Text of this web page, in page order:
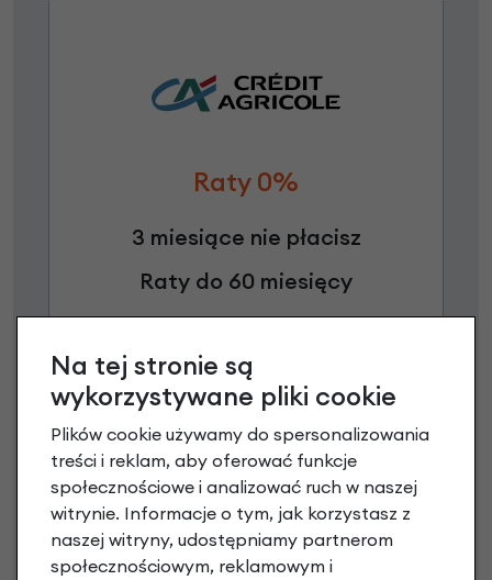
Raty 0%
3 miesiące nie płacisz
Raty do 60 miesięcy
Poznaj szczegóły
Na tej stronie są
wykorzystywane pliki cookie
Plików cookie używamy do spersonalizowania
treści i reklam, aby oferować funkcje
społecznościowe i analizować ruch w naszej
witrynie. Informacje o tym, jak korzystasz z
naszej witryny, udostępniamy partnerom
społecznościowym, reklamowym i